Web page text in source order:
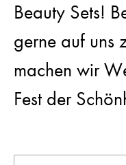
Beauty Sets!
gerne auf uns
machen wir
Fest der